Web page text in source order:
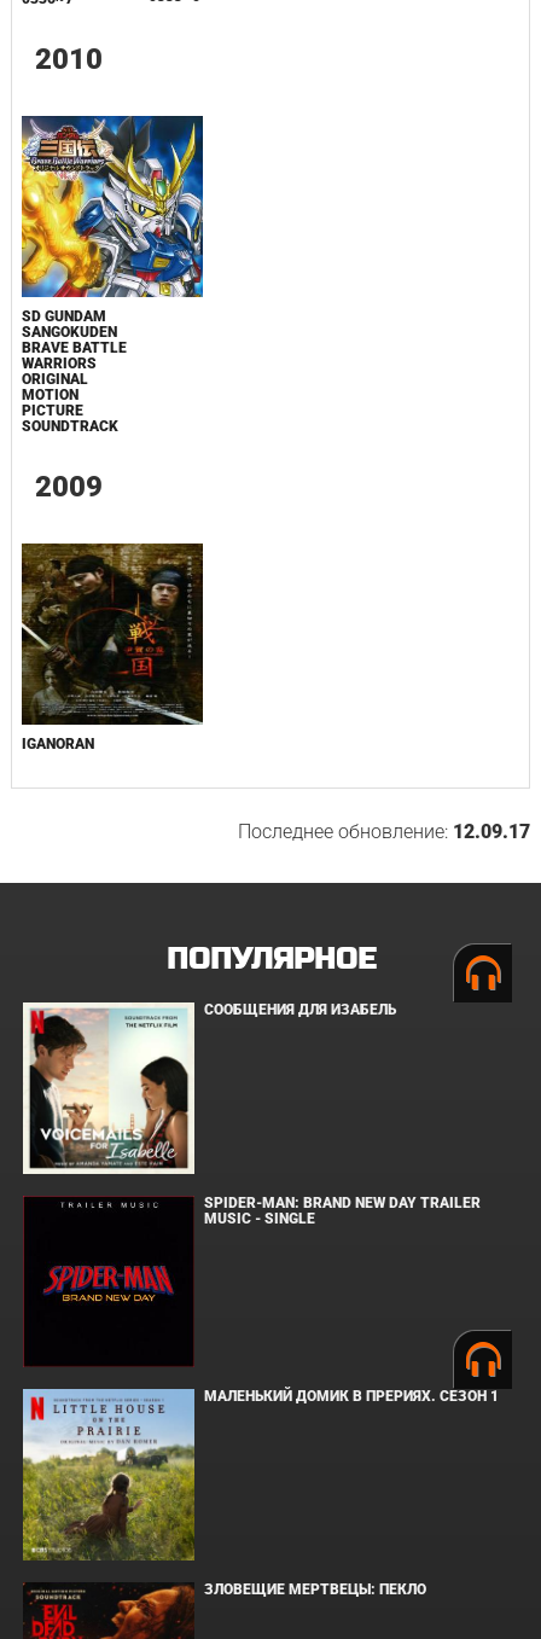
2010
SD GUNDAM
SANGOKUDEN
BRAVE BATTLE
WARRIORS
ORIGINAL
MOTION
PICTURE
SOUNDTRACK
2009
IGANORAN
Последнее обновление: 12.09.17
ПОПУЛЯРНОЕ
СООБЩЕНИЯ ДЛЯ ИЗАБЕЛЬ
SPIDER-MAN: BRAND NEW DAY TRAILER
MUSIC - SINGLE
МАЛЕНЬКИЙ ДОМИК В ПРЕРИЯХ. СЕЗОН 1
ЗЛОВЕЩИЕ МЕРТВЕЦЫ: ПЕКЛО